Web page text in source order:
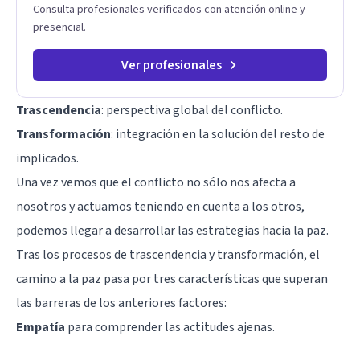
Consulta profesionales verificados con atención online y
presencial.
Ver profesionales
Trascendencia: perspectiva global del conflicto.
Transformación: integración en la solución del resto de
implicados.
Una vez vemos que el conflicto no sólo nos afecta a
nosotros y actuamos teniendo en cuenta a los otros,
podemos llegar a desarrollar las estrategias hacia la paz.
Tras los procesos de trascendencia y transformación, el
camino a la paz pasa por tres características que superan
las barreras de los anteriores factores:
Empatía para comprender las actitudes ajenas.